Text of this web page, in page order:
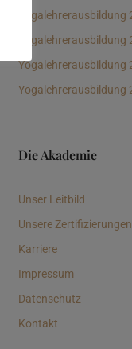
Yogalehrerausbildung
Yogalehrerausbildung
Yogalehrerausbildung
Die Akademie
Unser Leitbild
Unsere Zertifizierungen
Karriere
Impressum
Datenschutz
Kontakt